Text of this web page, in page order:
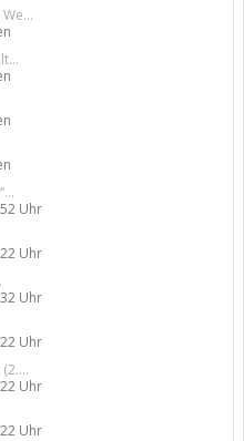
Uhr
Uhr
Uhr
Uhr
Uhr
Uhr